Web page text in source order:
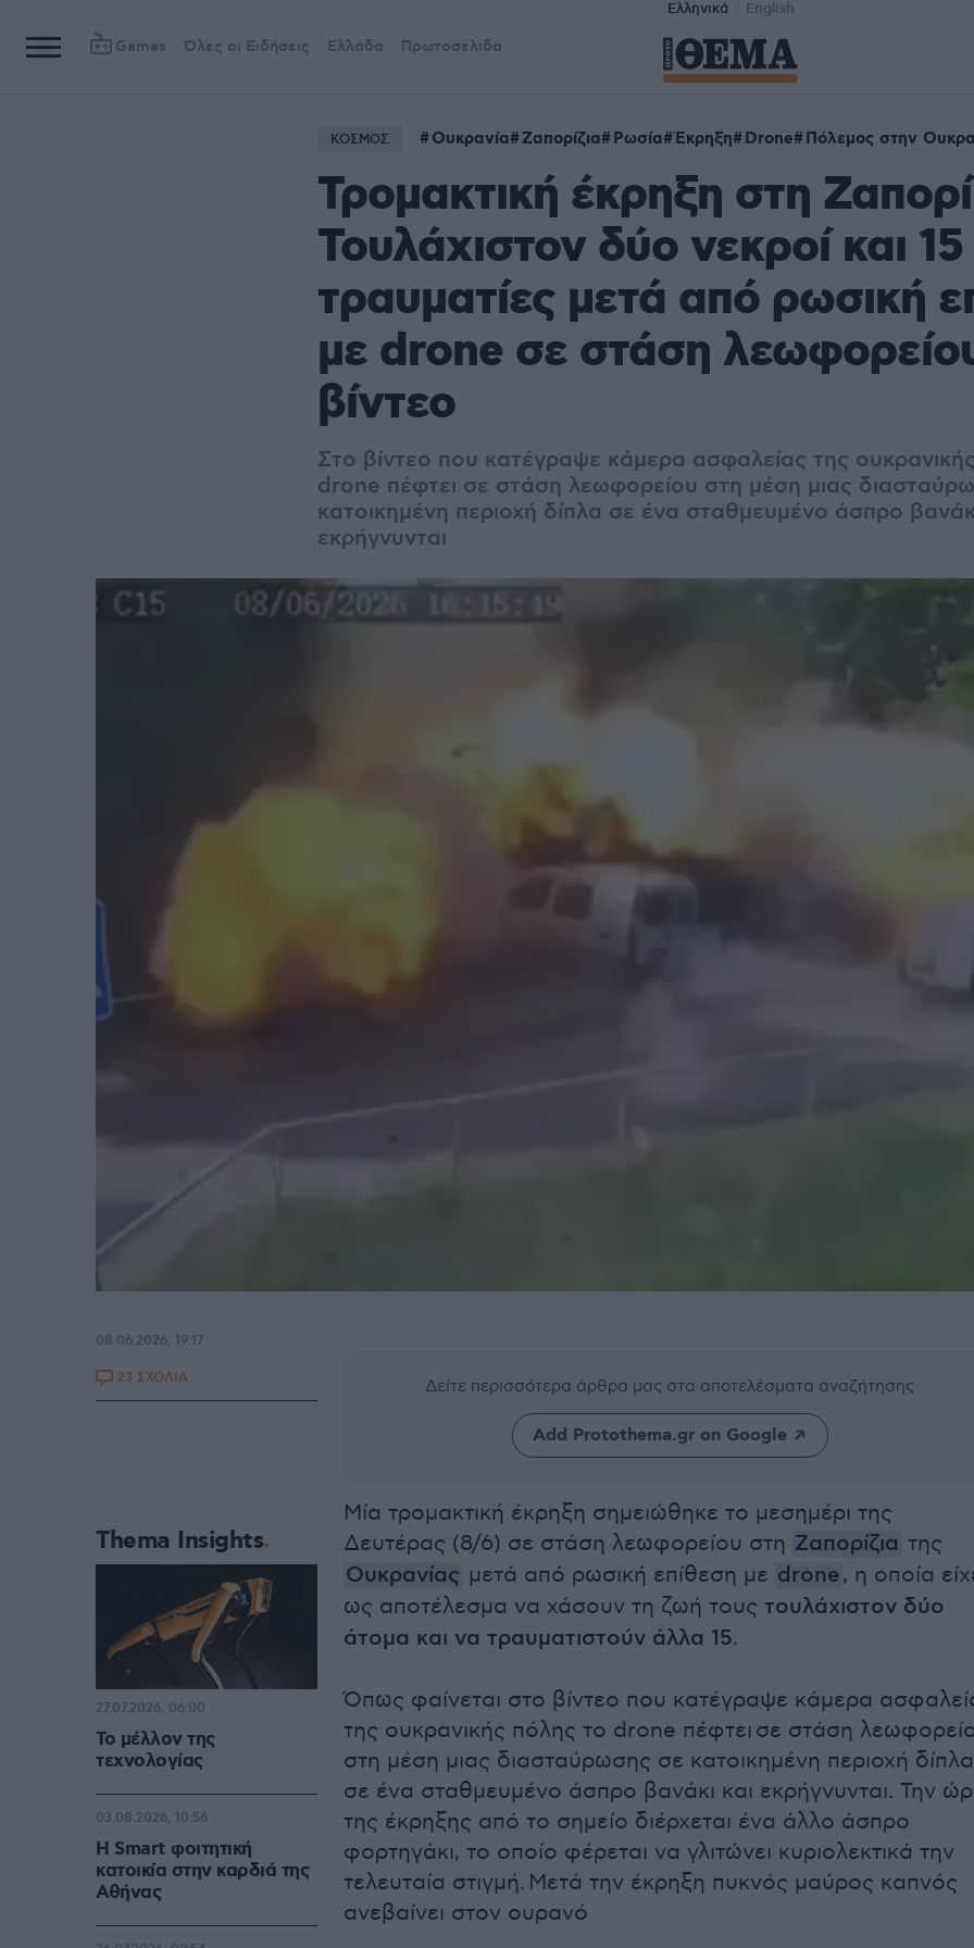
Ελληνικά English
Games Όλες οι Ειδήσεις Ελλάδα Πρωτοσέλιδα
ΚΟΣΜΟΣ Ουκρανία Ζαπορίζια Ρωσία Έκρηξη Drone Πόλεμος στην
Τρομακτική έκρηξη στη
Τουλάχιστον δύο νεκροί και 15
τραυματίες μετά από ρωσική
με drone σε στάση
βίντεο
Στο βίντεο που κατέγραψε κάμερα ασφαλείας της
drone πέφτει σε στάση λεωφορείου στη μέση μιας
κατοικημένη περιοχή δίπλα σε ένα σταθμευμένο άσπρο
εκρήγνυνται
Δείτε περισσότερα άρθρα μας στα αποτελέσματα αναζήτησης
Add Protothema.gr on Google
Μία τρομακτική έκρηξη σημειώθηκε το μεσημέρι της
Δευτέρας (8/6) σε στάση λεωφορείου στη Ζαπορίζια της
Ουκρανίας μετά από ρωσική επίθεση με drone, η οποία
ως αποτέλεσμα να χάσουν τη ζωή τους τουλάχιστον δύο
άτομα και να τραυματιστούν άλλα 15.
Όπως φαίνεται στο βίντεο που κατέγραψε κάμερα
της ουκρανικής πόλης το drone πέφτει σε στάση
στη μέση μιας διασταύρωσης σε κατοικημένη περιοχή δίπλα
σε ένα σταθμευμένο άσπρο βανάκι και εκρήγνυνται. Την
της έκρηξης από το σημείο διέρχεται ένα άλλο άσπρο
φορτηγάκι, το οποίο φέρεται να γλιτώνει κυριολεκτικά την
τελευταία στιγμή. Μετά την έκρηξη πυκνός μαύρος καπνός
ανεβαίνει στον ουρανό
08.06.2026, 19:17
23 ΣΧΟΛΙΑ
Thema Insights
Το μέλλον της
τεχνολογίας
27.07.2026, 06:00
Η Smart φοιτητική
κατοικία στην καρδιά της
Αθήνας
03.08.2026, 10:56